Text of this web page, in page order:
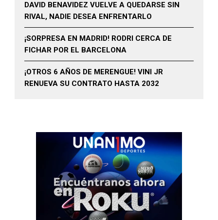
DAVID BENAVIDEZ VUELVE A QUEDARSE SIN
RIVAL, NADIE DESEA ENFRENTARLO
¡SORPRESA EN MADRID! RODRI CERCA DE
FICHAR POR EL BARCELONA
¡OTROS 6 AÑOS DE MERENGUE! VINI JR
RENUEVA SU CONTRATO HASTA 2032